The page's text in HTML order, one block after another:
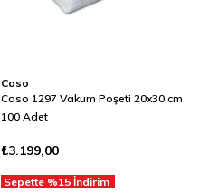
Caso
Caso 1297 Vakum Poşeti 20x30 cm
100 Adet
₺3.199,00
Sepette %15 İndirim